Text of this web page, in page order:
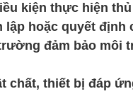
thực hiện thủ
lập hoặc quyết
đảm bảo môi
chất, thiết bị đáp